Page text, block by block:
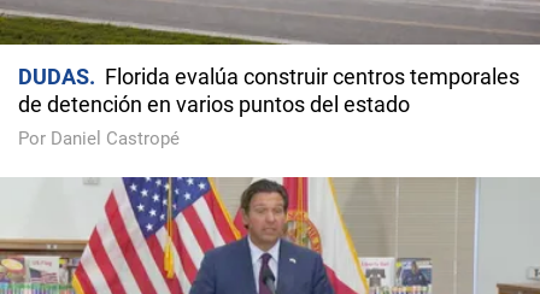
DUDAS
Florida evalúa construir centros temporales
de detención en varios puntos del estado
Por Daniel Castropé